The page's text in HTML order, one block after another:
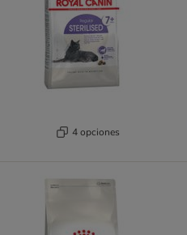
4 opciones